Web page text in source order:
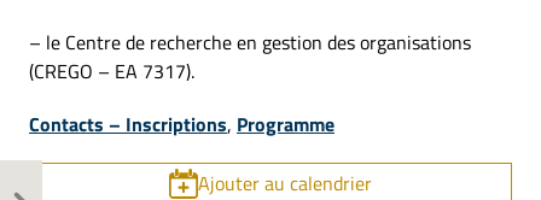
– le Centre de recherche en gestion des organisations
(CREGO – EA 7317).
Contacts – Inscriptions, Programme
Ajouter au calendrier